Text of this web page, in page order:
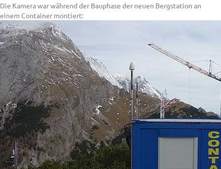
Die Kamera war während der Bauphase der neuen Bergstation an
einem Container montiert: